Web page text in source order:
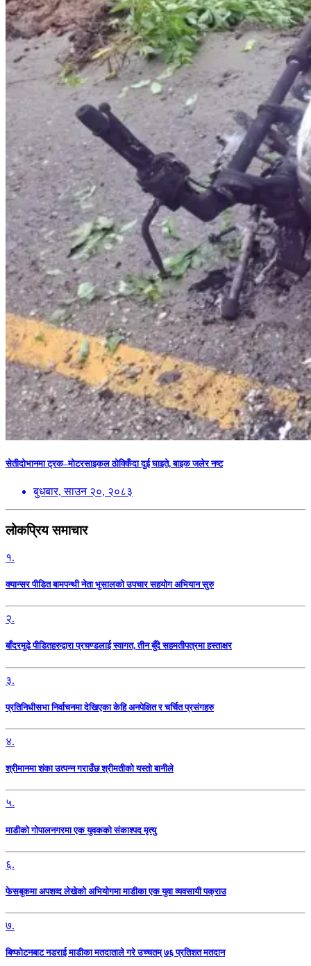
सेतीदोभानमा ट्रक–मोटरसाइकल ठोक्किँदा दुई घाइते, बाइक जलेर नष्ट
बुधबार, साउन २०, २०८३
लोकप्रिय समाचार
१.
क्यान्सर पीडित बामपन्थी नेता भुसालकाे उपचार सहयोग अभियान सुरु
२.
बाँदरमुढे पीडितहरुद्वारा प्रचण्डलाई स्वागत, तीन बुँदे सहमतीपत्रमा हस्ताक्षर
३.
प्रतिनिधीसभा निर्वाचनमा देखिएका केहि अनपेक्षित र चर्चित प्रसंगहरु
४.
श्रीमानमा शंका उत्पन्न गराउँछ श्रीमतीको यस्तो बानीले
५.
माडीको गोपालनगरमा एक युवकको संकाश्पद मृत्यु
६.
फेसबुकमा अपशव्द लेखेको अभियोगमा माडीका एक युवा व्यवसायी पक्राउ
७.
बिष्फोटनबाट नडराई माडीका मतदाताले गरे उच्चतम् ७६ प्रतिशत मतदान